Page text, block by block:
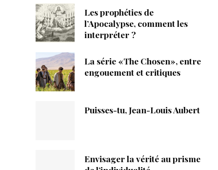
Les prophéties de
l’Apocalypse, comment les
interpréter ?
La série «The Chosen», entre
engouement et critiques
Puisses-tu, Jean-Louis Aubert
Envisager la vérité au prisme